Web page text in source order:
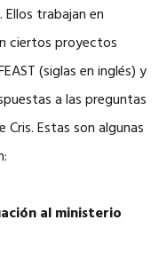
trabajan en
ciertos proyectos
(siglas en inglés) y
a las preguntas
Estas son algunas
al ministerio